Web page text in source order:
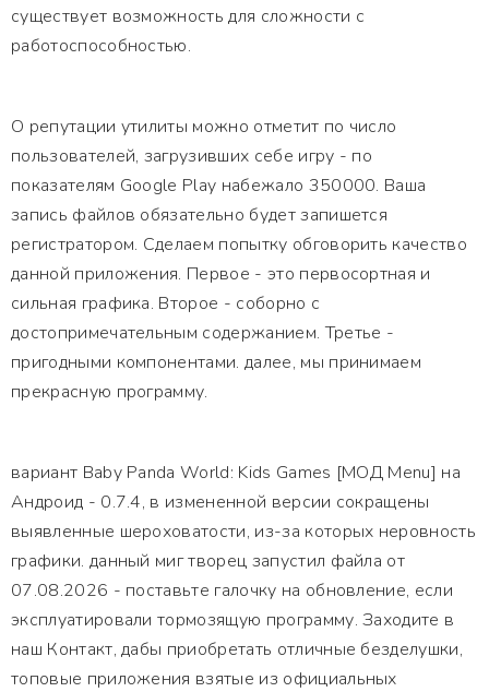
существует возможность для сложности с
работоспособностью.
О репутации утилиты можно отметит по число
пользователей, загрузивших себе игру - по
показателям Google Play набежало 350000. Ваша
запись файлов обязательно будет запишется
регистратором. Сделаем попытку обговорить качество
данной приложения. Первое - это первосортная и
сильная графика. Второе - соборно с
достопримечательным содержанием. Третье -
пригодными компонентами. далее, мы принимаем
прекрасную программу.
вариант Baby Panda World: Kids Games [МОД Menu] на
Андроид - 0.7.4, в измененной версии сокращены
выявленные шероховатости, из-за которых неровность
графики. данный миг творец запустил файла от
07.08.2026 - поставьте галочку на обновление, если
эксплуатировали тормозящую программу. Заходите в
наш Контакт, дабы приобретать отличные безделушки,
топовые приложения взятые из официальных